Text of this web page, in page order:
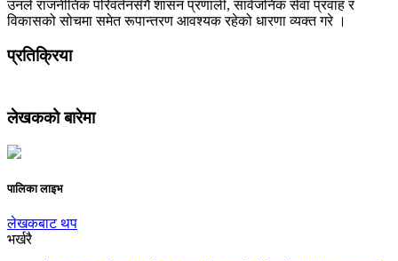
उनले राजनीतिक परिवर्तनसँगै शासन प्रणाली, सार्वजनिक सेवा प्रवाह र
विकासको सोचमा समेत रूपान्तरण आवश्यक रहेको धारणा व्यक्त गरे ।
प्रतिक्रिया
लेखकको बारेमा
पालिका लाइभ
लेखकबाट थप
भर्खरै